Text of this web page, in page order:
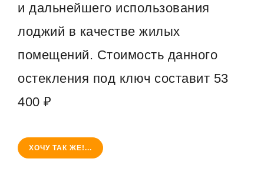
и дальнейшего использования
лоджий в качестве жилых
помещений. Стоимость данного
остекления под ключ составит 53
400 ₽
ХОЧУ ТАК ЖЕ!...